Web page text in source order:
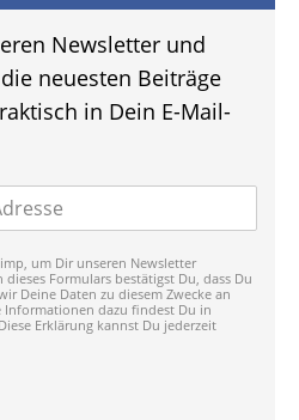
Newsletter und
neuesten Beiträge
in Dein E-Mail-
um Dir unseren Newsletter
Formulars bestätigst Du, dass Du
Deine Daten zu diesem Zwecke an
Informationen dazu findest Du in
Erklärung kannst Du jederzeit